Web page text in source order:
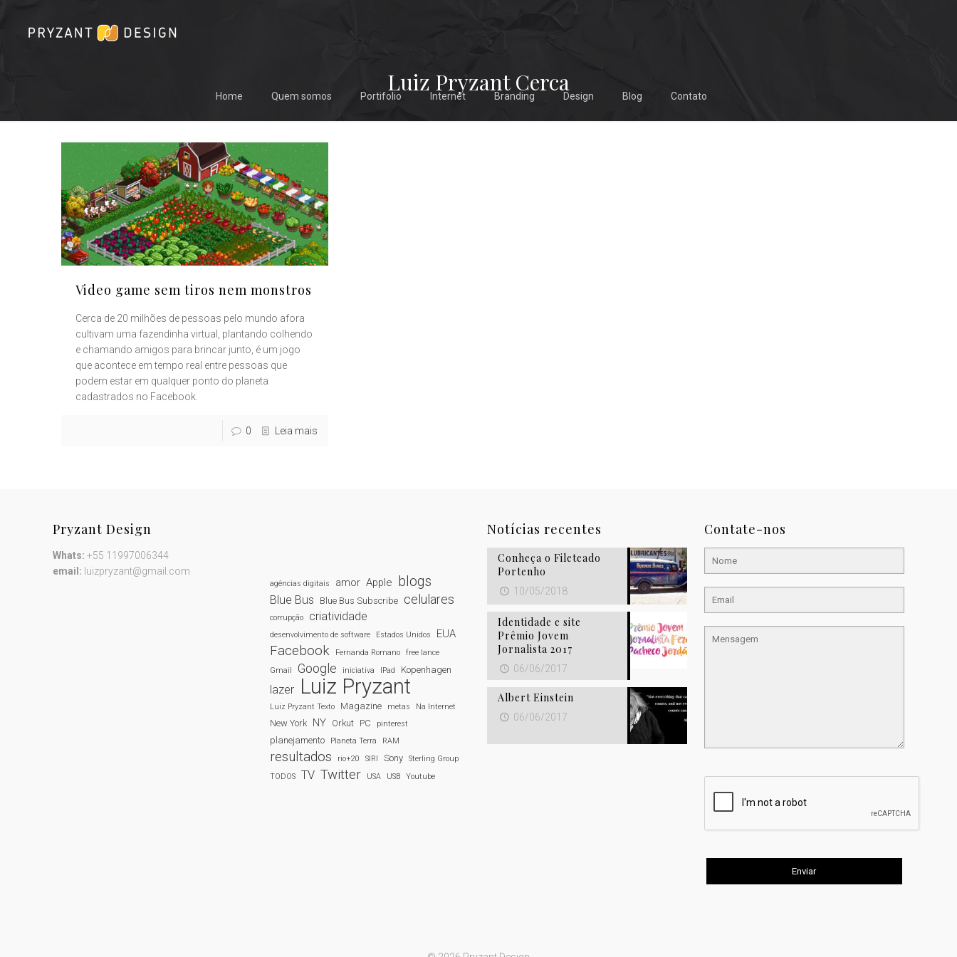
Home Quem somos Portifolio Internet Branding Design Blog Contato
Luiz Pryzant Cerca
Video game sem tiros nem monstros
Cerca de 20 milhões de pessoas pelo mundo afora
cultivam uma fazendinha virtual, plantando colhendo
e chamando amigos para brincar junto, é um jogo
que acontece em tempo real entre pessoas que
podem estar em qualquer ponto do planeta
cadastrados no Facebook.
0 Leia mais
Pryzant Design
Whats: +55 11997006344
email: luizpryzant@gmail.com
agências digitais amor Apple blogs
Blue Bus Blue Bus Subscribe celulares
corrupção criatividade
desenvolvimento de software Estados Unidos EUA
Facebook Fernanda Romano
free lance
Gmail
Google iniciativa IPad Kopenhagen
lazer Luiz Pryzant
Luiz Pryzant Texto Magazine metas Na Internet
New York NY Orkut PC pinterest
planejamento Planeta Terra RAM
resultados rio+20 SIRI Sony
Sterling Group
TODOS
TV Twitter USA USB Youtube
Notícias recentes
Conheça o Fileteado
Portenho
10/05/2018
Identidade e site
Prêmio Jovem
Jornalista 2017
06/06/2017
Albert Einstein
06/06/2017
Contate-nos